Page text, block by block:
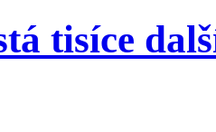
tisíce